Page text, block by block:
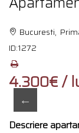
Bucuresti,
ID:1272
4.300€ /
Descriere